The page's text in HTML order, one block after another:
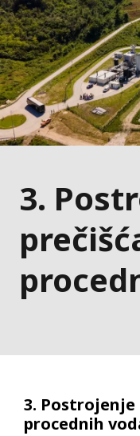
3.
3. Postrojenje
procednih